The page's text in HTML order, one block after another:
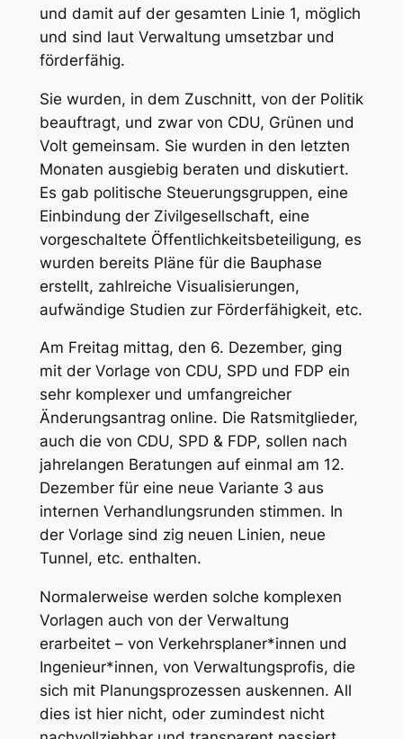
und damit auf der gesamten Linie 1, möglich
und sind laut Verwaltung umsetzbar und
förderfähig.
Sie wurden, in dem Zuschnitt, von der Politik
beauftragt, und zwar von CDU, Grünen und
Volt gemeinsam. Sie wurden in den letzten
Monaten ausgiebig beraten und diskutiert.
Es gab politische Steuerungsgruppen, eine
Einbindung der Zivilgesellschaft, eine
vorgeschaltete Öffentlichkeitsbeteiligung, es
wurden bereits Pläne für die Bauphase
erstellt, zahlreiche Visualisierungen,
aufwändige Studien zur Förderfähigkeit, etc.
Am Freitag mittag, den 6. Dezember, ging
mit der Vorlage von CDU, SPD und FDP ein
sehr komplexer und umfangreicher
Änderungsantrag online. Die Ratsmitglieder,
auch die von CDU, SPD & FDP, sollen nach
jahrelangen Beratungen auf einmal am 12.
Dezember für eine neue Variante 3 aus
internen Verhandlungsrunden stimmen. In
der Vorlage sind zig neuen Linien, neue
Tunnel, etc. enthalten.
Normalerweise werden solche komplexen
Vorlagen auch von der Verwaltung
erarbeitet – von Verkehrsplaner*innen und
Ingenieur*innen, von Verwaltungsprofis, die
sich mit Planungsprozessen auskennen. All
dies ist hier nicht, oder zumindest nicht